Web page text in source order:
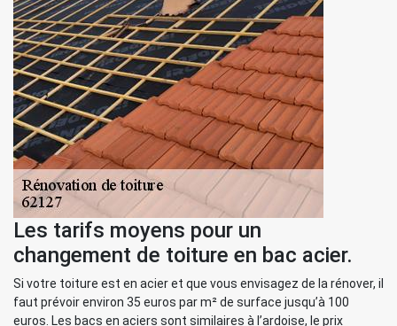
Les tarifs moyens pour un
changement de toiture en bac acier.
Si votre toiture est en acier et que vous envisagez de la rénover, il
faut prévoir environ 35 euros par m² de surface jusqu’à 100
euros. Les bacs en aciers sont similaires à l’ardoise, le prix